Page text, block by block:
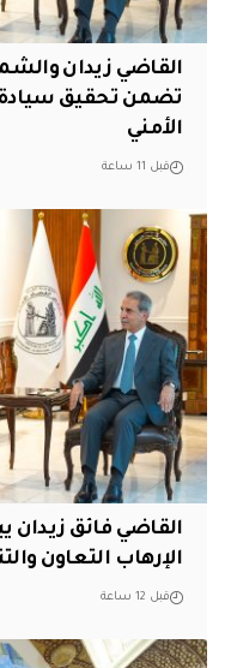
القاضي زيدان
تضمن تحقيق سيادة
الأمني
قبل 11 ساعة
القاضي فائق
الإرهاب التعاون
قبل 12 ساعة